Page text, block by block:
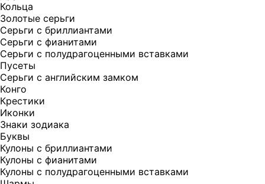
Кольца
Золотые серьги
Серьги с бриллиантами
Серьги с фианитами
Серьги с полудрагоценными вставками
Пусеты
Серьги с английским замком
Конго
Крестики
Иконки
Знаки зодиака
Буквы
Кулоны с бриллиантами
Кулоны с фианитами
Кулоны с полудрагоценными вставками